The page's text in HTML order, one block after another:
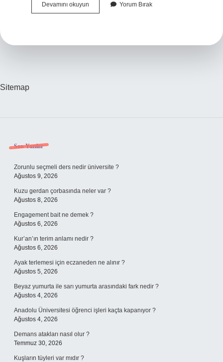
Devamını okuyun İNgilizce
Üniversite
Yorum Bırak
Sitemap
Sidebar
Son Yazılar
Zorunlu seçmeli ders nedir üniversite ?
Ağustos 9, 2026
Kuzu gerdan çorbasında neler var ?
Ağustos 8, 2026
Engagement bait ne demek ?
Ağustos 6, 2026
Kur’an’ın terim anlamı nedir ?
Ağustos 6, 2026
Ayak terlemesi için eczaneden ne alınır ?
Ağustos 5, 2026
Beyaz yumurta ile sarı yumurta arasındaki fark nedir ?
Ağustos 4, 2026
Anadolu Üniversitesi öğrenci işleri kaçta kapanıyor ?
Ağustos 4, 2026
Demans atakları nasıl olur ?
Temmuz 30, 2026
Kuşların tüyleri var mıdır ?